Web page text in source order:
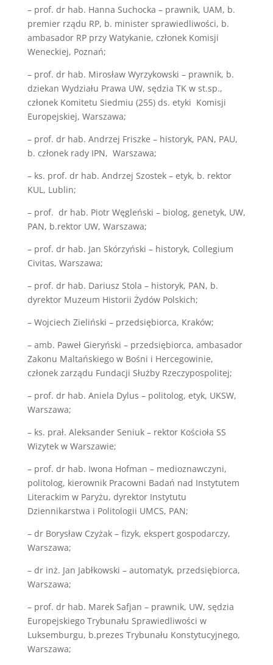
– prof. dr hab. Hanna Suchocka – prawnik, UAM, b.
premier rządu RP, b. minister sprawiedliwości, b.
ambasador RP przy Watykanie, członek Komisji
Weneckiej, Poznań;
– prof. dr hab. Mirosław Wyrzykowski – prawnik, b.
dziekan Wydziału Prawa UW, sędzia TK w st.sp.,
członek Komitetu Siedmiu (255) ds. etyki Komisji
Europejskiej, Warszawa;
– prof. dr hab. Andrzej Friszke – historyk, PAN, PAU,
b. członek rady IPN, Warszawa;
– ks. prof. dr hab. Andrzej Szostek – etyk, b. rektor
KUL, Lublin;
– prof. dr hab. Piotr Węgleński – biolog, genetyk, UW,
PAN, b.rektor UW, Warszawa;
– prof. dr hab. Jan Skórzyński – historyk, Collegium
Civitas, Warszawa;
– prof. dr hab. Dariusz Stola – historyk, PAN, b.
dyrektor Muzeum Historii Żydów Polskich;
– Wojciech Zieliński – przedsiębiorca, Kraków;
– amb. Paweł Gieryński – przedsiębiorca, ambasador
Zakonu Maltańskiego w Bośni i Hercegowinie,
członek zarządu Fundacji Służby Rzeczypospolitej;
– prof. dr hab. Aniela Dylus – politolog, etyk, UKSW,
Warszawa;
– ks. prał. Aleksander Seniuk – rektor Kościoła SS
Wizytek w Warszawie;
– prof. dr hab. Iwona Hofman – medioznawczyni,
politolog, kierownik Pracowni Badań nad Instytutem
Literackim w Paryżu, dyrektor Instytutu
Dziennikarstwa i Politologii UMCS, PAN;
– dr Borysław Czyżak – fizyk, ekspert gospodarczy,
Warszawa;
– dr inż. Jan Jabłkowski – automatyk, przedsiębiorca,
Warszawa;
– prof. dr hab. Marek Safjan – prawnik, UW, sędzia
Europejskiego Trybunału Sprawiedliwości w
Luksemburgu, b.prezes Trybunału Konstytucyjnego,
Warszawa;